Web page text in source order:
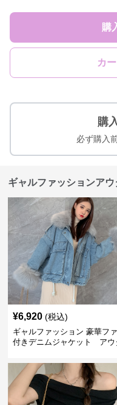
購
カ
購
必ず購入
ギャルファッションア
¥6,920 (税込)
ギャルファッション 豪華フ
付きデニムジャケット アウ